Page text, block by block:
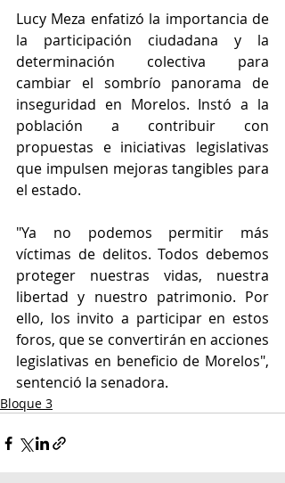
Lucy Meza enfatizó la importancia de
la participación ciudadana y la
determinación colectiva para
cambiar el sombrío panorama de
inseguridad en Morelos. Instó a la
población a contribuir con
propuestas e iniciativas legislativas
que impulsen mejoras tangibles para
el estado.
"Ya no podemos permitir más
víctimas de delitos. Todos debemos
proteger nuestras vidas, nuestra
libertad y nuestro patrimonio. Por
ello, los invito a participar en estos
foros, que se convertirán en acciones
legislativas en beneficio de Morelos",
sentenció la senadora.
Bloque 3